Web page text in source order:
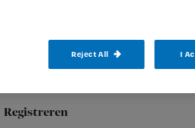
Registreren
Reject All I